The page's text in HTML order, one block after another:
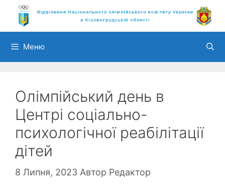
Перейти
вмісту
Меню
Олімпійський день в
Центрі соціально-
психологічної реабілітації
дітей
8 Липня, 2023 Автор Редактор